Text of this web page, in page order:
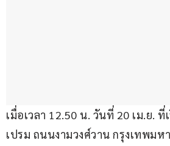
เมื่อเวลา 12.50 น. วันที่ 20 เม.ย. ที่
เปรม ถนนงามวงศ์วาน กรุงเทพม